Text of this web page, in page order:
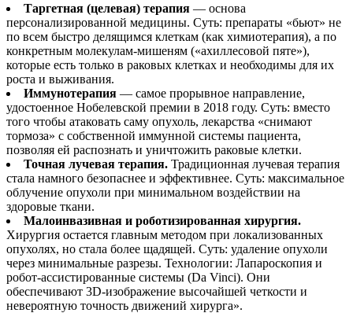
Таргетная (целевая) терапия — основа
персонализированной медицины. Суть: препараты «бьют» не
по всем быстро делящимся клеткам (как химиотерапия), а по
конкретным молекулам-мишеням («ахиллесовой пяте»),
которые есть только в раковых клетках и необходимы для их
роста и выживания.
Иммунотерапия — cамое прорывное направление,
удостоенное Нобелевской премии в 2018 году. Суть: вместо
того чтобы атаковать саму опухоль, лекарства «снимают
тормоза» с собственной иммунной системы пациента,
позволяя ей распознать и уничтожить раковые клетки.
Точная лучевая терапия. Традиционная лучевая терапия
стала намного безопаснее и эффективнее. Суть: максимальное
облучение опухоли при минимальном воздействии на
здоровые ткани.
Малоинвазивная и роботизированная хирургия.
Хирургия остается главным методом при локализованных
опухолях, но стала более щадящей. Суть: удаление опухоли
через минимальные разрезы. Технологии: Лапароскопия и
робот-ассистированные системы (Da Vinci). Они
обеспечивают 3D-изображение высочайшей четкости и
невероятную точность движений хирурга».